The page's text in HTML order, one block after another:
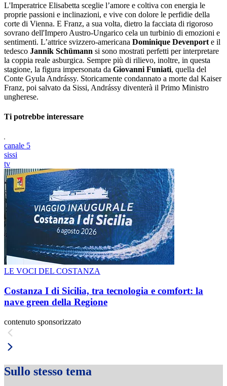
L'Imperatrice Elisabetta sceglie l’amore e coltiva con energia le
proprie passioni e inclinazioni, e vive con dolore le perfidie della
corte di Vienna. E Franz, a sua volta, dietro la facciata di rigoroso
sovrano dell'Impero Austro-Ungarico cela un turbinio di emozioni e
sentimenti. L’attrice svizzero-americana Dominique Devenport e il
tedesco Jannik Schümann si sono mostrati perfetti per interpretare
la coppia reale asburgica. Sempre più di rilievo, inoltre, in questa
stagione, la figura impersonata da Giovanni Funiati, quella del
Conte Gyula Andrássy. Storicamente condannato a morte dal Kaiser
Franz, poi salvato da Sissi, Andrássy diventerà il Primo Ministro
ungherese.
Ti potrebbe interessare
canale 5
sissi
tv
LE VOCI DEL COSTANZA
Costanza I di Sicilia, tra tecnologia e comfort: la
nave green della Regione
contenuto sponsorizzato
Sullo stesso tema